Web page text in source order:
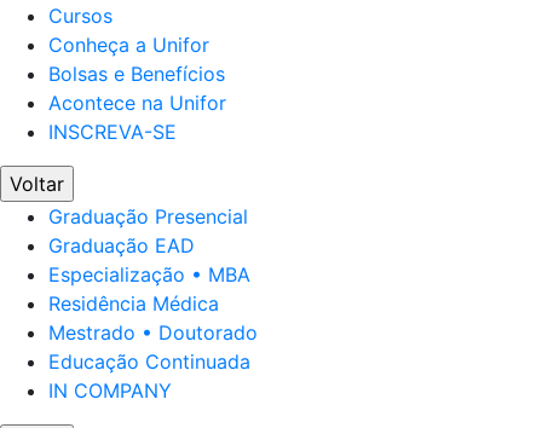
Cursos
Conheça a Unifor
Bolsas e Benefícios
Acontece na Unifor
INSCREVA-SE
Voltar
Graduação Presencial
Graduação EAD
Especialização • MBA
Residência Médica
Mestrado • Doutorado
Educação Continuada
IN COMPANY